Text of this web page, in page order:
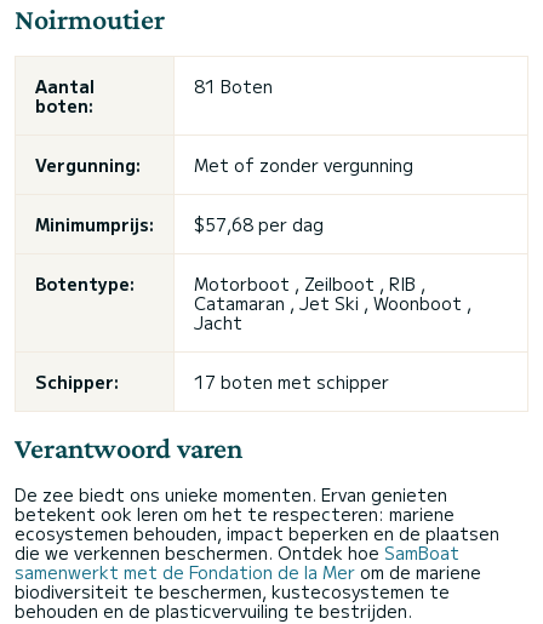
Noirmoutier
Aantal
boten:
81 Boten
Vergunning: Met of zonder vergunning
Minimumprijs: $57,68 per dag
Botentype:
Motorboot , Zeilboot , RIB ,
Catamaran , Jet Ski , Woonboot ,
Jacht
Schipper: 17 boten met schipper
Verantwoord varen
De zee biedt ons unieke momenten. Ervan genieten
betekent ook leren om het te respecteren: mariene
ecosystemen behouden, impact beperken en de plaatsen
die we verkennen beschermen. Ontdek hoe SamBoat
samenwerkt met de Fondation de la Mer om de mariene
biodiversiteit te beschermen, kustecosystemen te
behouden en de plasticvervuiling te bestrijden.